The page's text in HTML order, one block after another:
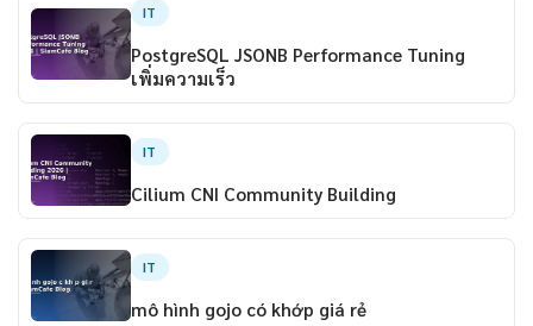
IT
PostgreSQL JSONB Performance Tuning
เพิ่มความเร็ว
IT
Cilium CNI Community Building
IT
mô hình gojo có khớp giá rẻ